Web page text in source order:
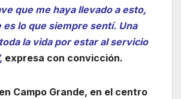
que me haya llevado a esto,
lo que siempre sentí. Una
la vida por estar al servicio
expresa con convicción.
Campo Grande, en el centro